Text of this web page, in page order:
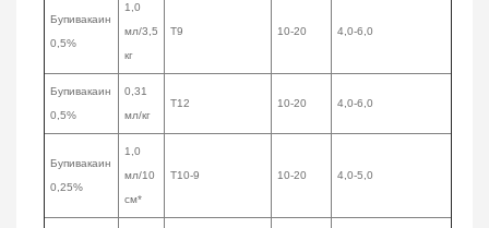
Бупивакаин
0,5%
1,0
мл/3,5
кг
Т9 10-20 4,0-6,0
Бупивакаин
0,5%
0,31
мл/кг
Т12 10-20 4,0-6,0
Бупивакаин
0,25%
1,0
мл/10
см*
Т10-9 10-20 4,0-5,0